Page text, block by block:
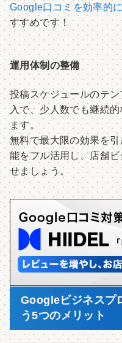
Google口コミを効率的
すすめです！
運用体制の整備
投稿スケジュールのテ
入で、少人数でも継続
ます。
無料で最大限の効果を
能をフル活用し、店舗
せましょう。
Googleビジネスプ
う5つのメリット